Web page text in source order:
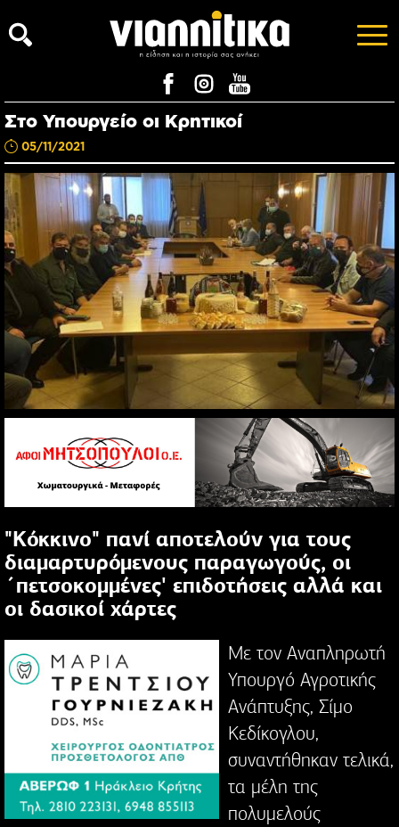
Στο Υπουργείο οι Κρητικοί
05/11/2021
"Κόκκινο" πανί αποτελούν για τους
διαμαρτυρόμενους παραγωγούς, οι
΄πετσοκομμένες' επιδοτήσεις αλλά και
οι δασικοί χάρτες
Με τον Αναπληρωτή
Υπουργό Αγροτικής
Ανάπτυξης, Σίμο
Κεδίκογλου,
συναντήθηκαν τελικά,
τα μέλη της
πολυμελούς